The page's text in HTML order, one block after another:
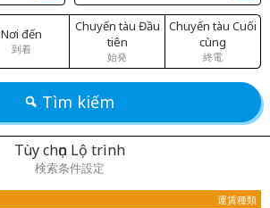
Nơi đến
到着
Chuyến tàu Đầu
tiên
始発
Chuyến tàu Cuối
cùng
終電
Tìm kiếm
Tùy chọn Lộ trình
検索条件設定
運賃種類